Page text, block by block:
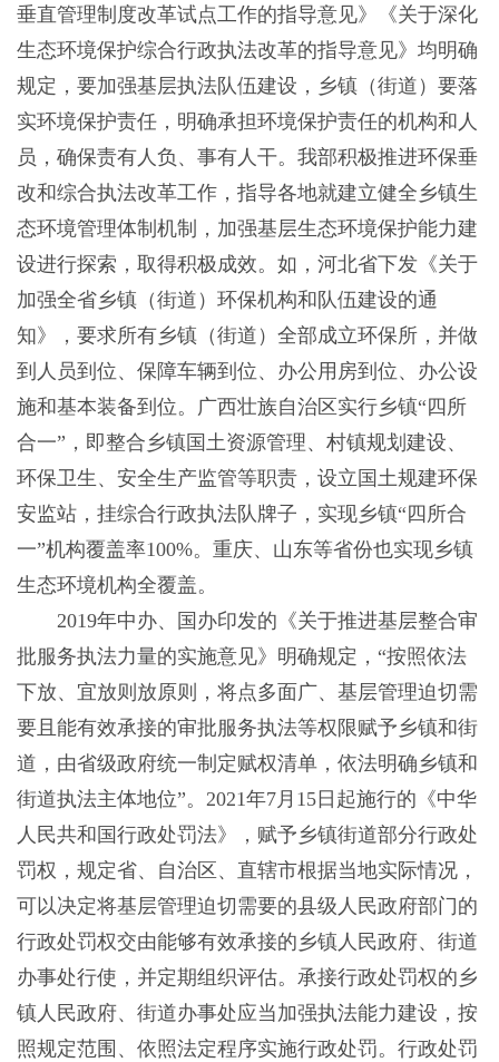
垂直管理制度改革试点工作的指导意见》《关于深化
生态环境保护综合行政执法改革的指导意见》均明确
规定，要加强基层执法队伍建设，乡镇（街道）要落
实环境保护责任，明确承担环境保护责任的机构和人
员，确保责有人负、事有人干。我部积极推进环保垂
改和综合执法改革工作，指导各地就建立健全乡镇生
态环境管理体制机制，加强基层生态环境保护能力建
设进行探索，取得积极成效。如，河北省下发《关于
加强全省乡镇（街道）环保机构和队伍建设的通
知》，要求所有乡镇（街道）全部成立环保所，并做
到人员到位、保障车辆到位、办公用房到位、办公设
施和基本装备到位。广西壮族自治区实行乡镇“四所
合一”，即整合乡镇国土资源管理、村镇规划建设、
环保卫生、安全生产监管等职责，设立国土规建环保
安监站，挂综合行政执法队牌子，实现乡镇“四所合
一”机构覆盖率100%。重庆、山东等省份也实现乡镇
生态环境机构全覆盖。
2019年中办、国办印发的《关于推进基层整合审
批服务执法力量的实施意见》明确规定，“按照依法
下放、宜放则放原则，将点多面广、基层管理迫切需
要且能有效承接的审批服务执法等权限赋予乡镇和街
道，由省级政府统一制定赋权清单，依法明确乡镇和
街道执法主体地位”。2021年7月15日起施行的《中华
人民共和国行政处罚法》，赋予乡镇街道部分行政处
罚权，规定省、自治区、直辖市根据当地实际情况，
可以决定将基层管理迫切需要的县级人民政府部门的
行政处罚权交由能够有效承接的乡镇人民政府、街道
办事处行使，并定期组织评估。承接行政处罚权的乡
镇人民政府、街道办事处应当加强执法能力建设，按
照规定范围、依照法定程序实施行政处罚。行政处罚